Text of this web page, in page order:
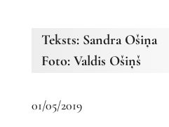
Teksts: Sandra Ošiņa
Foto: Valdis Ošiņš
01/05/2019